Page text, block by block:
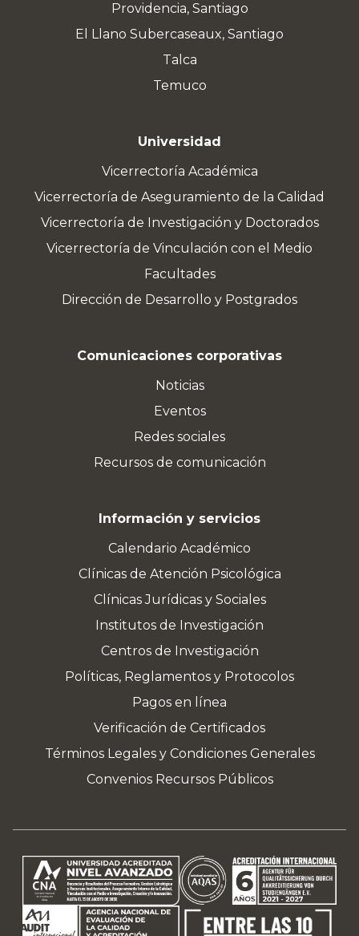
Providencia, Santiago
El Llano Subercaseaux, Santiago
Talca
Temuco
Universidad
Vicerrectoría Académica
Vicerrectoría de Aseguramiento de la Calidad
Vicerrectoría de Investigación y Doctorados
Vicerrectoría de Vinculación con el Medio
Facultades
Dirección de Desarrollo y Postgrados
Comunicaciones corporativas
Noticias
Eventos
Redes sociales
Recursos de comunicación
Información y servicios
Calendario Académico
Clínicas de Atención Psicológica
Clínicas Jurídicas y Sociales
Institutos de Investigación
Centros de Investigación
Políticas, Reglamentos y Protocolos
Pagos en línea
Verificación de Certificados
Términos Legales y Condiciones Generales
Convenios Recursos Públicos